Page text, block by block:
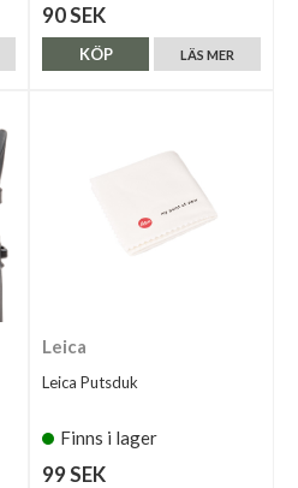
90 SEK
LÄS MER
KÖP
Leica
Leica Putsduk
Finns i lager
99 SEK